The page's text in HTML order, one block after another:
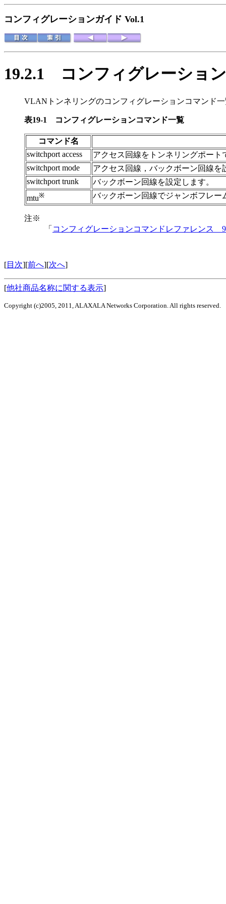
コンフィグレーションガイド Vol.1
19.2.1 コンフィグレーショ
VLANトンネリングのコンフィグレーションコマンド
表19-1 コンフィグレーションコマンド一覧
コマンド名
switchport access
アクセス回線をトンネリングポート
switchport mode
アクセス回線，バックボーン回線
switchport trunk
バックボーン回線を設定します。
mtu※ バックボーン回線でジャンボフレー
注※
「 コンフィグレーションコマンドレファレンス
[目次][前へ][次へ]
[他社商品名称に関する表示]
Copyright (c)2005, 2011, ALAXALA Networks Corporation. All rights reserved.